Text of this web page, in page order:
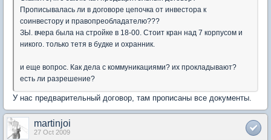
Прописывалась ли в договоре цепочка от инвестора к
соинвестору и правопреобладателю???
ЗЫ. вчера была на стройке в 18-00. Стоит кран над 7 корпусом и
никого. только тетя в будке и охранник.
и еще вопрос. Как дела с коммуникациями? их прокладывают?
есть ли разрешение?
У нас предварительный договор, там прописаны все документы.
martinjoi
27 Oct 2009